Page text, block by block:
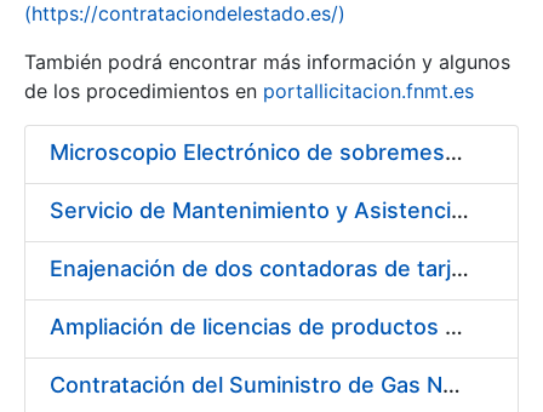
(https://contrataciondelestado.es/)
También podrá encontrar más información y algunos
de los procedimientos en portallicitacion.fnmt.es
Microscopio Electrónico de sobremesa con Sistema de Análisis por Rayos X (SEM/EDX)
Servicio de Mantenimiento y Asistencia Técnica Integral de las Impresoras HP INDIGO 12000 del Departamento de Timbre y serie III HP 7900 Departamento de Imprenta/Tarjetas en su sede de Madrid
Enajenación de dos contadoras de tarjetas Spartanics.
Ampliación de licencias de productos Atlassian en CERES
Contratación del Suministro de Gas Natural para la Fábrica Nacional de Moneda y Timbre – Real Casa de Moneda, en sus centros de trabajo de Madrid y Burgos